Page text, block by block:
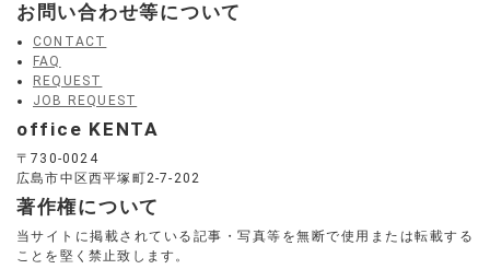
お問い合わせ等について
CONTACT
FAQ
REQUEST
JOB REQUEST
office KENTA
〒730-0024
広島市中区西平塚町2-7-202
著作権について
当サイトに掲載されている記事・写真等を無断で使用または転載する
ことを堅く禁止致します。